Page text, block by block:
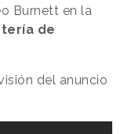
Burnett en la
de
del anuncio